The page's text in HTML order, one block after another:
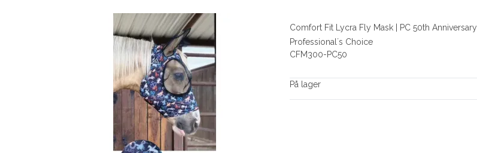
Comfort Fit Lycra Fly Mask | PC 50th Anniversary
Professional´s Choice
CFM300-PC50
På lager